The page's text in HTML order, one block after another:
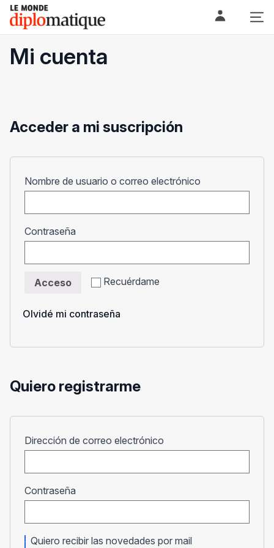
Skip
content
Le monde diplomatique
Mi cuenta
Acceder a mi suscripción
Nombre de usuario o correo electrónico
Contraseña
Recuérdame
Acceso
Olvidé mi contraseña
Quiero registrarme
Dirección de correo electrónico
Contraseña
Quiero recibir las novedades por mail